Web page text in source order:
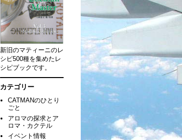
新旧のマティーニのレ
シピ500種を集めたレ
シピブックです。
カテゴリー
CATMANのひとり
ごと
アロマの探求とア
ロマ・カクテル
イベント情報